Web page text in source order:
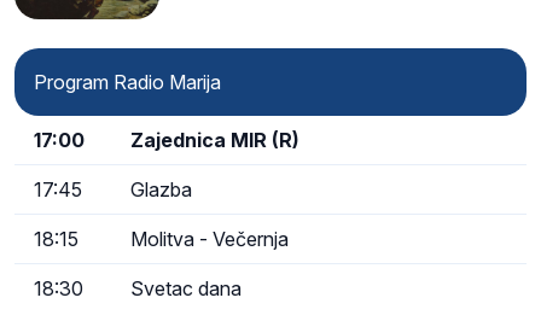
Program Radio Marija
17:00 Zajednica MIR (R)
17:45 Glazba
18:15 Molitva - Večernja
18:30 Svetac dana